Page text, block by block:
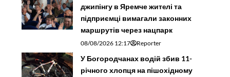
джипінгу в Яремче житeлі та
підприємці вимагали законних
маршрутів через нацпарк
08/08/2026 12:17 Reporter
У Богородчанах водій збив 11-
річного хлопця на пішохідному